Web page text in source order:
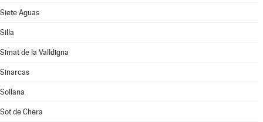
Siete Aguas
Silla
Simat de la Valldigna
Sinarcas
Sollana
Sot de Chera